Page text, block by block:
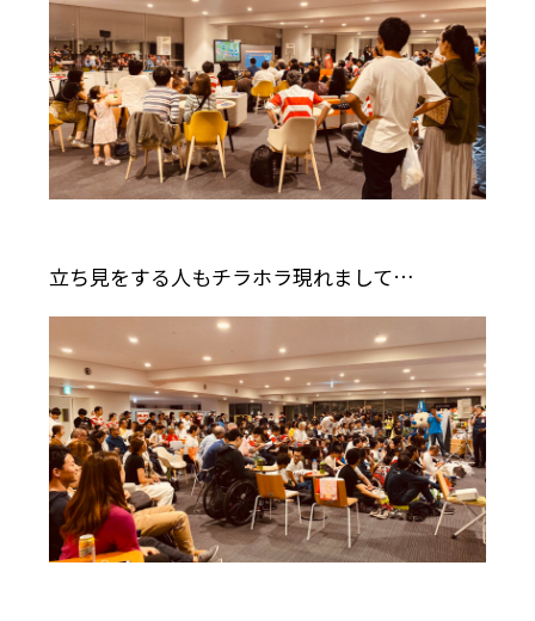
立ち見をする人もチラホラ現れまして…